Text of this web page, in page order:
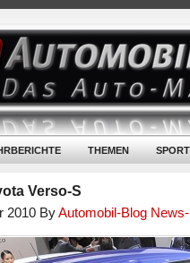
THEMEN
Verso-S
2010 ByAutomobil-Blog